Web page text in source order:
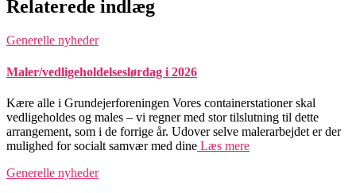
Relaterede indlæg
Generelle nyheder
Maler/vedligeholdelseslørdag i 2026
Kære alle i Grundejerforeningen Vores containerstationer skal
vedligeholdes og males – vi regner med stor tilslutning til dette
arrangement, som i de forrige år. Udover selve malerarbejdet er der
mulighed for socialt samvær med dine Læs mere
Generelle nyheder